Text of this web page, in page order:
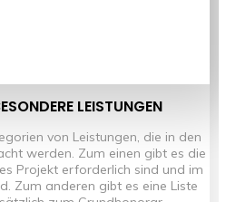
LEISTUNGEN
von Leistungen, die in den
werden. Zum einen gibt es die
Projekt erforderlich sind und im
Zum anderen gibt es eine Liste